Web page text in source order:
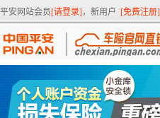
平安网站会员[请登录] ，新用户 [免费注册]